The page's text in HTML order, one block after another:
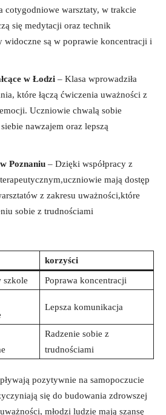
cotygodniowe warsztaty, w trakcie​
się⁤ medytacji oraz technik⁢
‌widoczne ⁢są w poprawie koncentracji i
w ⁣Łodzi – Klasa wprowadziła
które łączą ćwiczenia uważności z
Uczniowie ⁤chwalą sobie​
nawzajem oraz lepszą
Poznaniu – Dzięki⁢ współpracy z
mają dostęp
z zakresu ⁣uważności,które
sobie z‍ trudnościami
korzyści
szkole Poprawa koncentracji
Lepsza​ komunikacja
Radzenie sobie z
⁤trudnościami
pozytywnie na samopoczucie
się‌ do ⁤budowania zdrowszej
​młodzi‌ ludzie mają szansę​